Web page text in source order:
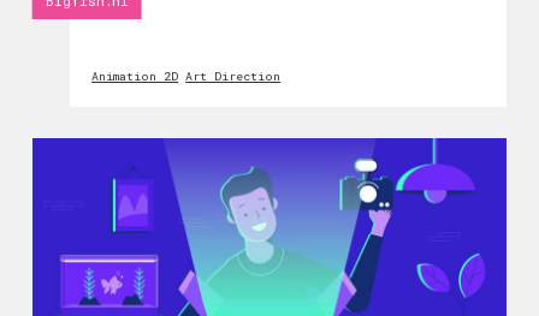
Animation 2D Art Direction